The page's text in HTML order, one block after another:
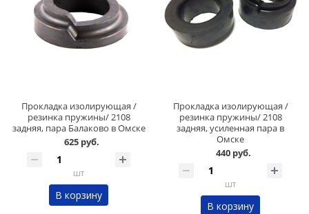
Прокладка изолирующая /
резинка пружины/ 2108
задняя, пара Балаково в Омске
625 руб.
шт
В корзину
Прокладка изолирующая /
резинка пружины/ 2108
задняя, усиленная пара в
Омске
440 руб.
шт
В корзину